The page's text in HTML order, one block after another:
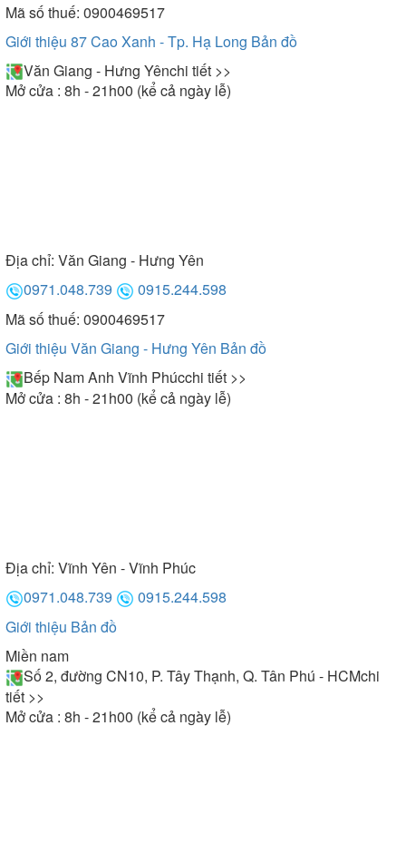
Mã số thuế: 0900469517
Giới thiệu 87 Cao Xanh - Tp. Hạ Long Bản đồ
Văn Giang - Hưng Yênchi tiết >>
Mở cửa : 8h - 21h00 (kể cả ngày lễ)
Địa chỉ: Văn Giang - Hưng Yên
0971.048.739
0915.244.598
Mã số thuế: 0900469517
Giới thiệu Văn Giang - Hưng Yên Bản đồ
Bếp Nam Anh Vĩnh Phúcchi tiết >>
Mở cửa : 8h - 21h00 (kể cả ngày lễ)
Địa chỉ: Vĩnh Yên - Vĩnh Phúc
0971.048.739
0915.244.598
Giới thiệu Bản đồ
Miền nam
Số 2, đường CN10, P. Tây Thạnh, Q. Tân Phú - HCMchi
tiết >>
Mở cửa : 8h - 21h00 (kể cả ngày lễ)